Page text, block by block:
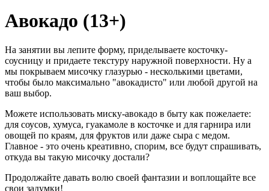
Авокадо (13+)
На занятии вы лепите форму, приделываете косточку-
соусницу и придаете текстуру наружной поверхности. Ну а
мы покрываем мисочку глазурью - несколькими цветами,
чтобы было максимально "авокадисто" или любой другой на
ваш выбор.
Можете использовать миску-авокадо в быту как пожелаете:
для соусов, хумуса, гуакамоле в косточке и для гарнира или
овощей по краям, для фруктов или даже сыра с медом.
Главное - это очень креативно, спорим, все будут спрашивать,
откуда вы такую мисочку достали?
Продолжайте давать волю своей фантазии и воплощайте все
свои задумки!